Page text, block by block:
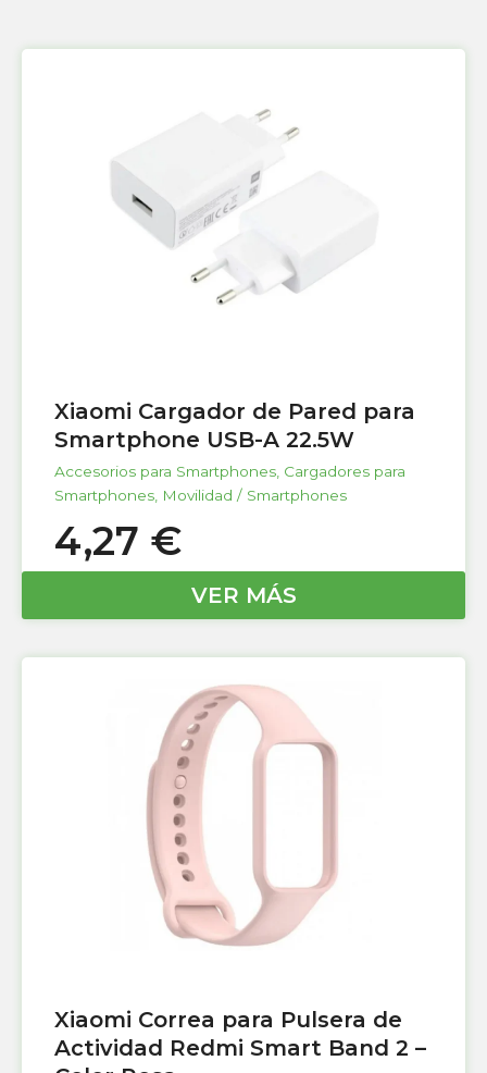
Xiaomi Cargador de Pared para
Smartphone USB-A 22.5W
Accesorios para Smartphones, Cargadores para
Smartphones, Movilidad / Smartphones
4,27 €
VER MÁS
Xiaomi Correa para Pulsera de
Actividad Redmi Smart Band 2 –